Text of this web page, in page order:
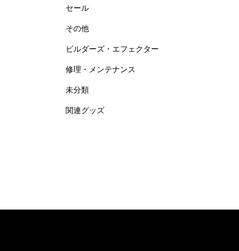
セール
その他
ビルダーズ・エフェクター
修理・メンテナンス
未分類
関連グッズ